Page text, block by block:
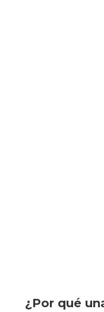
¿Por qué